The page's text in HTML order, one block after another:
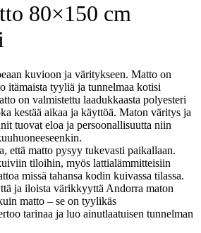
80×150 cm
kuvioon ja väritykseen. Matto on
itämaista tyyliä ja tunnelmaa kotisi
on valmistettu laadukkaasta polyesteri
kestää aikaa ja käyttöä. Maton väritys ja
tuovat eloa ja persoonallisuutta niin
että matto pysyy tukevasti paikallaan.
tiloihin, myös lattialämmitteisiin
missä tahansa kodin kuivassa tilassa.
ja iloista värikkyyttä Andorra maton
matto – se on tyylikäs
tarinaa ja luo ainutlaatuisen tunnelman